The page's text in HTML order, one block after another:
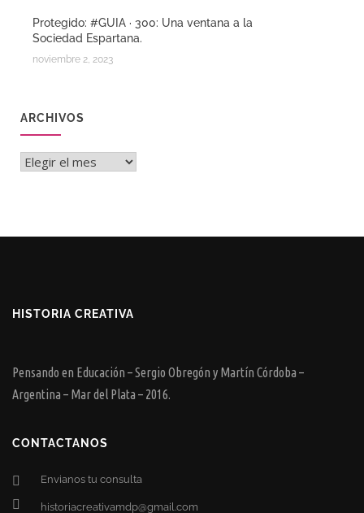
Protegido: #GUIA · 300: Una ventana a la
Sociedad Espartana.
noviembre 2, 2023
ARCHIVOS
Archivos
HISTORIA CREATIVA
Pensando en Educación – Sergio Obregón y Martín Córdoba –
Argentina – Mar del Plata – 2016.
CONTACTANOS
Envianos tu consulta
historiacreativamdp@gmail.com